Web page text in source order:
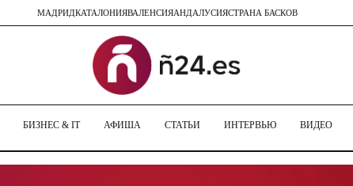
МАДРИДКАТАЛОНИЯВАЛЕНСИЯАНДАЛУСИЯСТРАНА БАСКОВ
БИЗНЕС & IT АФИША СТАТЬИ ИНТЕРВЬЮ ВИДЕО